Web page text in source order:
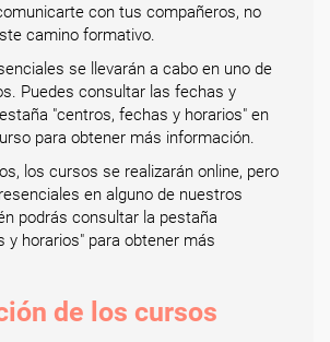
con tus compañeros, no
camino formativo.
se llevarán a cabo en uno de
Puedes consultar las fechas y
"centros, fechas y horarios" en
para obtener más información.
los cursos se realizarán online, pero
en alguno de nuestros
podrás consultar la pestaña
y horarios" para obtener más
de los cursos